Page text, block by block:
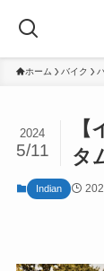
ホーム バイク
タ
2024
5/11
Indian